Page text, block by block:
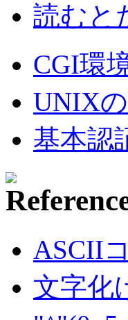
読むと
CGI環
UNIX
基本認
ASCII
文字化